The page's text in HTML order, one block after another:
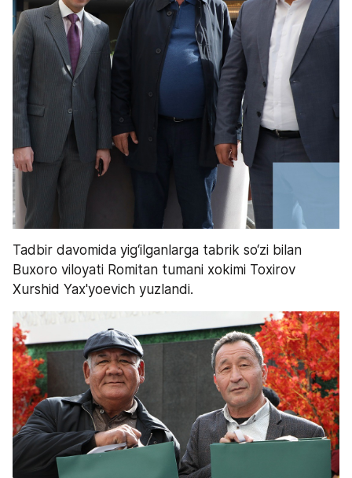
Tadbir davomida yig‘ilganlarga tabrik so‘zi bilan
Buxoro viloyati Romitan tumani xokimi Toxirov
Xurshid Yax'yoevich yuzlandi.